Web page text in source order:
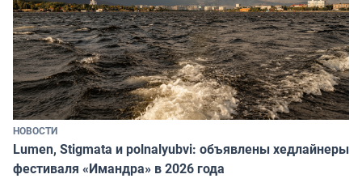
НОВОСТИ
Lumen, Stigmata и polnalyubvi: объявлены хедлайнеры
фестиваля «Имандра» в 2026 года